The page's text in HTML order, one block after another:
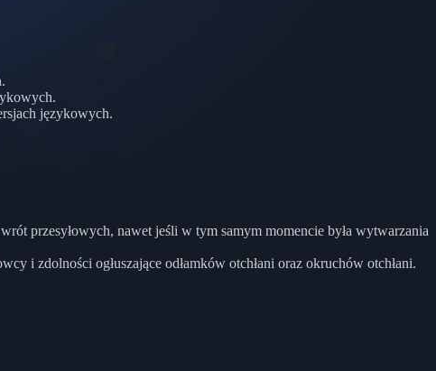
językowych.
przesyłowych, nawet jeśli w tym samym momencie była wytwarzania
i zdolności ogłuszające odłamków otchłani oraz okruchów otchłani.